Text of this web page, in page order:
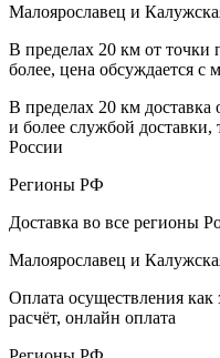
Малоярославец и
В пределах 20 км от точки
более, цена обсуждается с
В пределах 20 км доставка
и более службой
России
Регионы РФ
Доставка во все регионы
Малоярославец и
Оплата осуществления
расчёт, онлайн оплата